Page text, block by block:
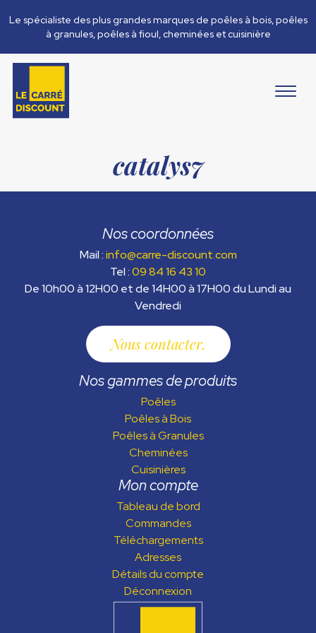
Le spécialiste des plus grandes marques de poêles à bois, poêles
à granules, poêles à fioul, cheminées et cuisinière
catalys7
Nos coordonnées
Mail :info@carre-discount.com
Tel :09 84 16 43 10
De 10h00 à 12H00 et de 14H00 à 17H00 du Lundi au
Vendredi
Nous contacter
Nos gammes de produits
Poêles
Poêles à Bois
Poêles à Granules
Cheminées
Cuisinières
Mon compte
Tableau de bord
Commandes
Téléchargements
Adresses
Détails du compte
Déconnexion